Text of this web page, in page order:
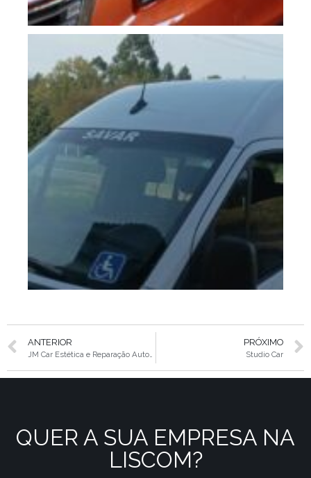
ANTERIOR
JM Car Estética e Reparação Automotiva
PRÓXIMO
Studio Car
QUER A SUA EMPRESA NA
LISCOM?